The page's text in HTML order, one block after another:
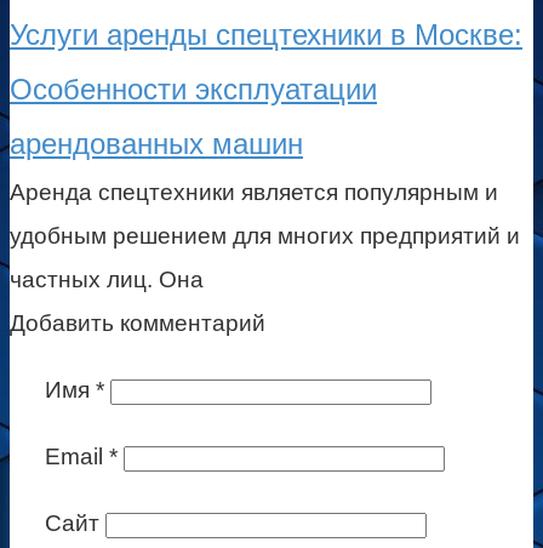
Услуги аренды спецтехники в Москве:
Особенности эксплуатации
арендованных машин
Аренда спецтехники является популярным и
удобным решением для многих предприятий и
частных лиц. Она
Добавить комментарий
Имя *
Email *
Сайт